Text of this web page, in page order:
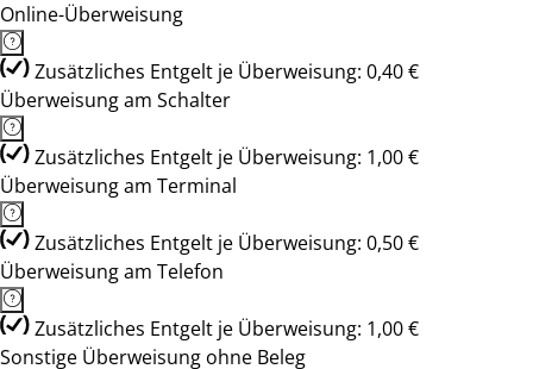
Online-Überweisung
Zusätzliches Entgelt je Überweisung: 0,40 €
Überweisung am Schalter
Zusätzliches Entgelt je Überweisung: 1,00 €
Überweisung am Terminal
Zusätzliches Entgelt je Überweisung: 0,50 €
Überweisung am Telefon
Zusätzliches Entgelt je Überweisung: 1,00 €
Sonstige Überweisung ohne Beleg